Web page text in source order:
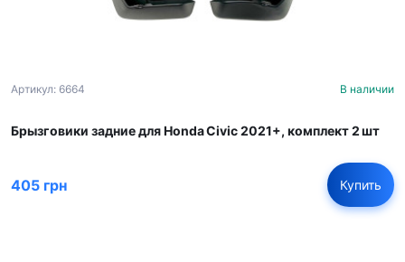
Артикул: 6664 В наличии
Брызговики задние для Honda Civic 2021+, комплект 2 шт
405 грн Купить